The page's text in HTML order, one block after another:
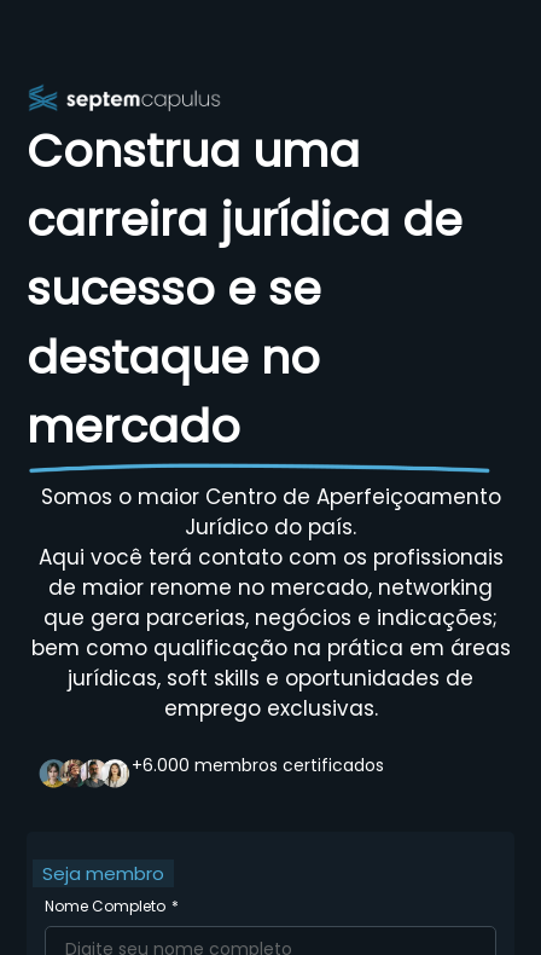
Construa uma
carreira jurídica de
sucesso e se
destaque no
mercado
Somos o maior Centro de Aperfeiçoamento
Jurídico do país.
Aqui você terá contato com os profissionais
de maior renome no mercado, networking
que gera parcerias, negócios e indicações;
bem como qualificação na prática em áreas
jurídicas, soft skills e oportunidades de
emprego exclusivas.
+6.000 membros certificados
Seja membro
Nome Completo